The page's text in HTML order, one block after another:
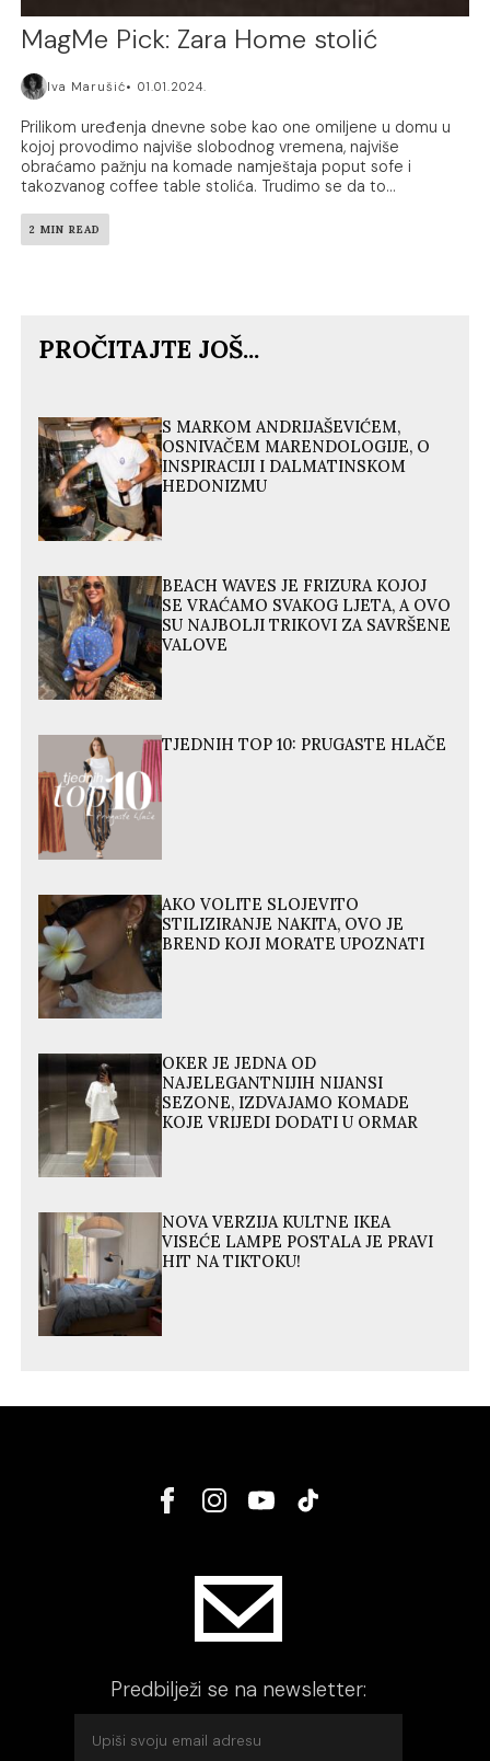
MagMe Pick: Zara Home stolić
Iva Marušić 01.01.2024.
Prilikom uređenja dnevne sobe kao one omiljene u domu u
kojoj provodimo najviše slobodnog vremena, najviše
obraćamo pažnju na komade namještaja poput sofe i
takozvanog coffee table stolića. Trudimo se da to...
2 MIN READ
PROČITAJTE JOŠ...
S MARKOM ANDRIJAŠEVIĆEM,
OSNIVAČEM MARENDOLOGIJE, O
INSPIRACIJI I DALMATINSKOM
HEDONIZMU
BEACH WAVES JE FRIZURA KOJOJ
SE VRAĆAMO SVAKOG LJETA, A OVO
SU NAJBOLJI TRIKOVI ZA SAVRŠENE
VALOVE
TJEDNIH TOP 10: PRUGASTE HLAČE
AKO VOLITE SLOJEVITO
STILIZIRANJE NAKITA, OVO JE
BREND KOJI MORATE UPOZNATI
OKER JE JEDNA OD
NAJELEGANTNIJIH NIJANSI
SEZONE, IZDVAJAMO KOMADE
KOJE VRIJEDI DODATI U ORMAR
NOVA VERZIJA KULTNE IKEA
VISEĆE LAMPE POSTALA JE PRAVI
HIT NA TIKTOKU!
Predbilježi se na newsletter: